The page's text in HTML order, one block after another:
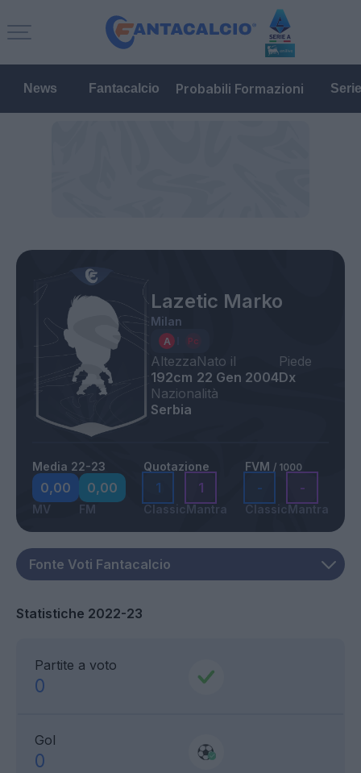
News Fantacalcio Probabili Formazioni
Lazetic Marko
Milan
Altezza
192cm
Nato il
22 Gen 2004
Piede
Dx
Nazionalità
Serbia
Media 22-23
0,00
MV
0,00
FM
Quotazione
1
Classic
1
Mantra
FVM / 1000
-
Classic
-
Mantra
Statistiche 2022-23
Partite a voto
0
Gol
0